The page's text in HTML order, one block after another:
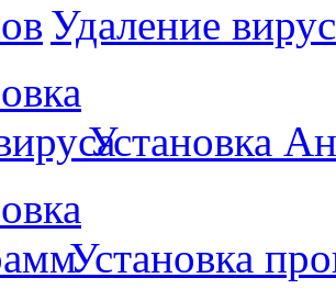
Удаление
Установка
Установка